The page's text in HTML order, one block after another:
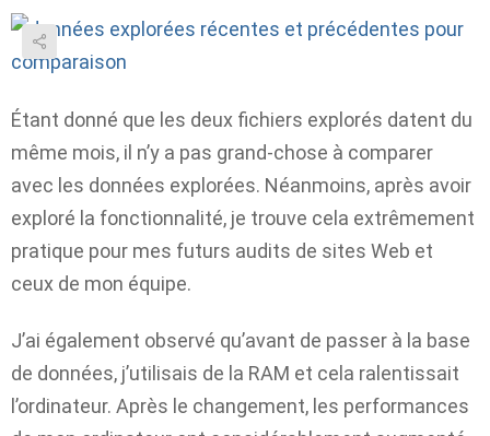
Étant donné que les deux fichiers explorés datent du
même mois, il n’y a pas grand-chose à comparer
avec les données explorées. Néanmoins, après avoir
exploré la fonctionnalité, je trouve cela extrêmement
pratique pour mes futurs audits de sites Web et
ceux de mon équipe.
J’ai également observé qu’avant de passer à la base
de données, j’utilisais de la RAM et cela ralentissait
l’ordinateur. Après le changement, les performances